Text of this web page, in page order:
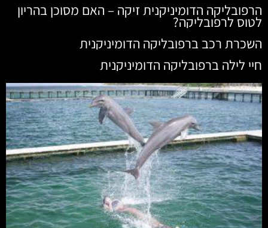
הרפובליקה הדומיניקנית זיקה – האם מסוכן בהריון
לטוס לרפובליקה?
השכרת רכב ברפובליקה הדומיניקנית
חיי לילה ברפובליקה הדומיניקנית